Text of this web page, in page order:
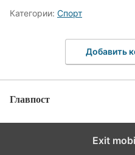
Категории: Спорт
Добавить
Главпост
Exit